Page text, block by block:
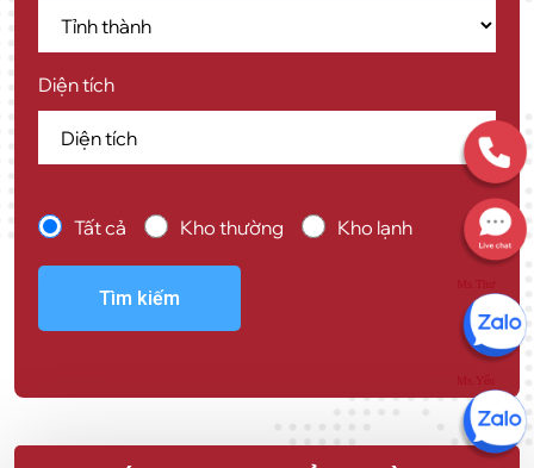
Diện tích
Tất cả Kho thường Kho lạnh
Tìm kiếm
Ms.Yến